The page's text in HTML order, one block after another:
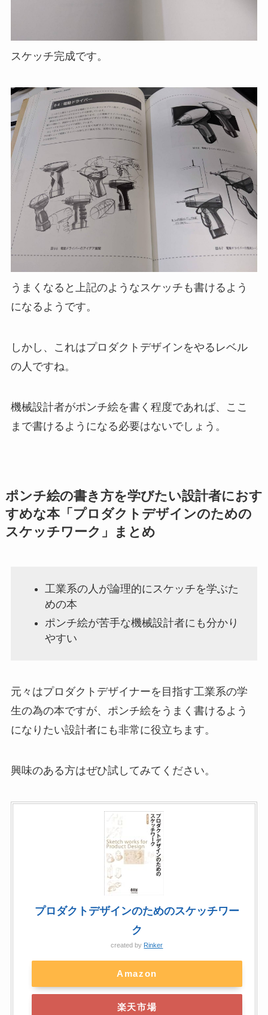
スケッチ完成です。
うまくなると上記のようなスケッチも書けるよう
になるようです。
しかし、これはプロダクトデザインをやるレベル
の人ですね。
機械設計者がポンチ絵を書く程度であれば、ここ
まで書けるようになる必要はないでしょう。
ポンチ絵の書き方を学びたい設計者におす
すめな本「プロダクトデザインのための
スケッチワーク」まとめ
工業系の人が論理的にスケッチを学ぶた
めの本
ポンチ絵が苦手な機械設計者にも分かり
やすい
元々はプロダクトデザイナーを目指す工業系の学
生の為の本ですが、ポンチ絵をうまく書けるよう
になりたい設計者にも非常に役立ちます。
興味のある方はぜひ試してみてください。
プロダクトデザインのためのスケッチワー
ク
created by Rinker
Amazon
楽天市場